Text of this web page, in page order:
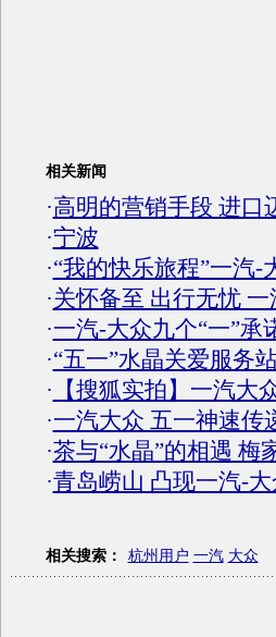
相关新闻
·高明的营销手段 进口
·宁波
·“我的快乐旅程”一汽-
·关怀备至 出行无忧
·一汽-大众九个“一”承
·“五一”水晶关爱服务
· 【搜狐实拍】一汽大
·一汽大众 五一神速传
·茶与“水晶”的相遇 梅
·青岛崂山 凸现一汽-
相关搜索： 杭州用户 一汽 大众